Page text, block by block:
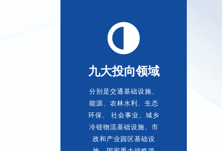
九大投向领域
分别是交通基础设施、
能源、农林水利、生态
环保、 社会事业、城乡
冷链物流基础设施、市
政和产业园区基础设